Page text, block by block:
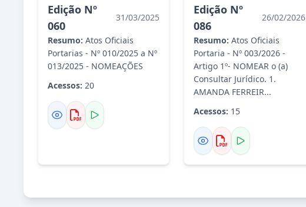
Edição Nº
060
31/03/2025
Resumo: Atos Oficiais
Portarias - Nº 010/2025 a Nº
013/2025 - NOMEAÇÕES
Acessos: 20
Edição Nº
086
26/02/2026
Resumo: Atos Oficiais
Portaria - Nº 003/2026 -
Artigo 1º- NOMEAR o (a)
Consultar Jurídico. 1.
AMANDA FERREIR...
Acessos: 15